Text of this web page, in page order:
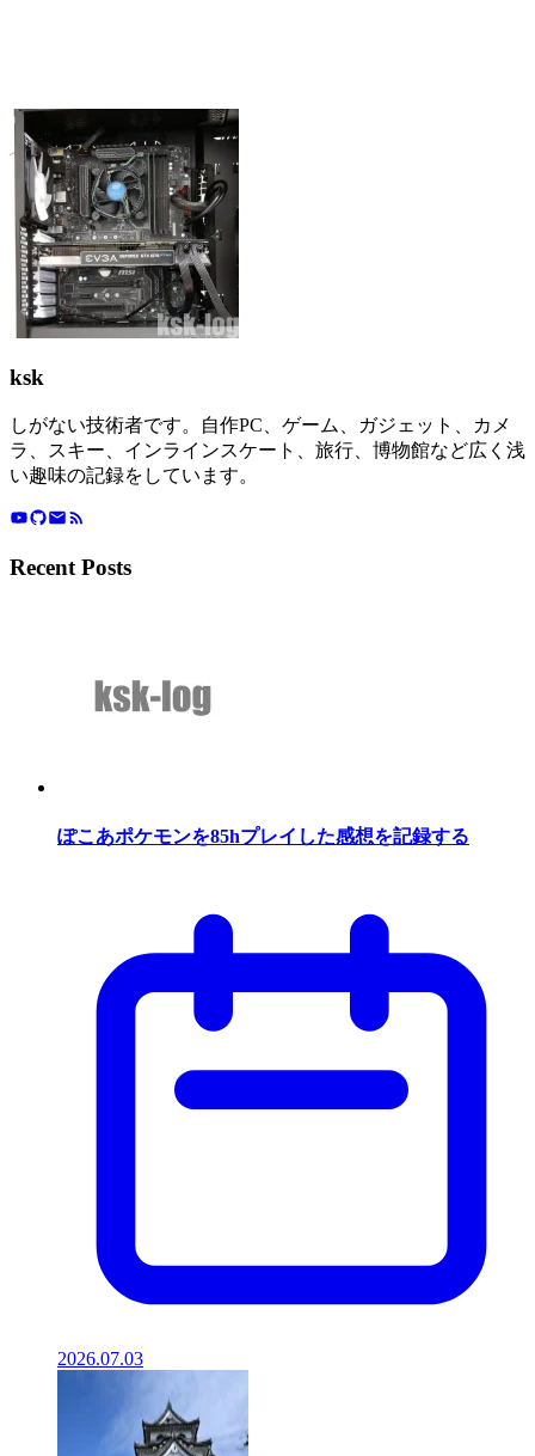
ksk
しがない技術者です。自作PC、ゲーム、ガジェット、カメ
ラ、スキー、インラインスケート、旅行、博物館など広く浅
い趣味の記録をしています。
Recent Posts
ぽこあポケモンを85hプレイした感想を記録する
2026.07.03